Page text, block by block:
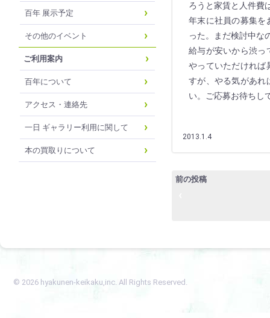
百年 展示予定
その他のイベント
ご利用案内
百年について
アクセス・連絡先
一日 ギャラリー利用に関して
本の買取りについて
ろうと家賃と人件費
年末に社員の募集を
った。まだ検討中な
給与が安いから渋っ
やっていただければ
すが、やる気があれ
い。ご応募お待ちし
2013.1.4
前の投稿
© 2026 hyakunen-keikaku,inc. All Rights Reserved.